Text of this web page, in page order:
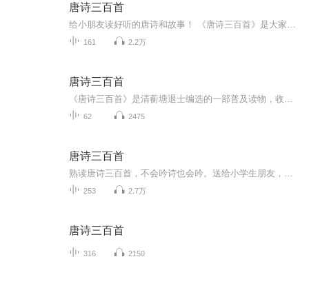
唐诗三百首
161 2.2万
唐诗三百首
62 2475
唐诗三百首
253 2.7万
唐诗三百首
316 2150